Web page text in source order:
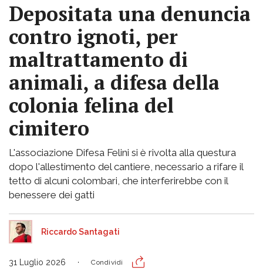
Depositata una denuncia
contro ignoti, per
maltrattamento di
animali, a difesa della
colonia felina del
cimitero
L'associazione Difesa Felini si è rivolta alla questura
dopo l'allestimento del cantiere, necessario a rifare il
tetto di alcuni colombari, che interferirebbe con il
benessere dei gatti
Riccardo Santagati
31 Luglio 2026 Condividi